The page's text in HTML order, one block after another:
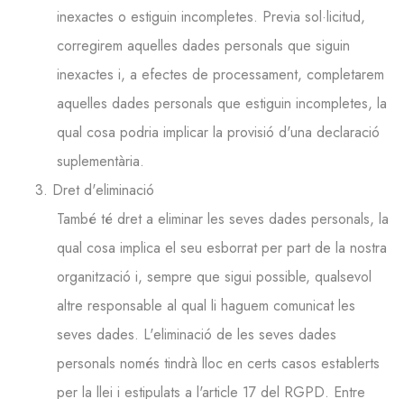
inexactes o estiguin incompletes. Previa sol·licitud,
corregirem aquelles dades personals que siguin
inexactes i, a efectes de processament, completarem
aquelles dades personals que estiguin incompletes, la
qual cosa podria implicar la provisió d'una declaració
suplementària.
3. Dret d'eliminació
També té dret a eliminar les seves dades personals, la
qual cosa implica el seu esborrat per part de la nostra
organització i, sempre que sigui possible, qualsevol
altre responsable al qual li haguem comunicat les
seves dades. L'eliminació de les seves dades
personals només tindrà lloc en certs casos establerts
per la llei i estipulats a l'article 17 del RGPD. Entre